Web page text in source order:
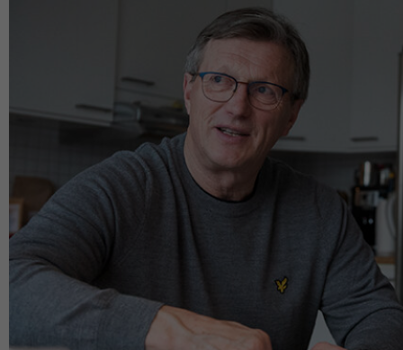
Nödvändiga
går inte att
välja bort.
De behövs
för att
hemsidan
över huvud
Statistik
För att vi ska
kunna